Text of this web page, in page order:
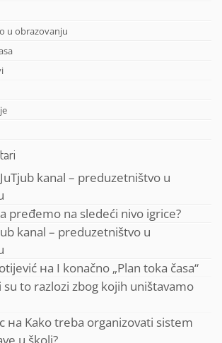
u obrazovanju
JuTjub kanal – preduzetništvo u
pređemo na sledeći nivo igrice?
kanal – preduzetništvo u
на I konačno „Plan toka časa“
su to razlozi zbog kojih uništavamo
на Kako treba organizovati sistem